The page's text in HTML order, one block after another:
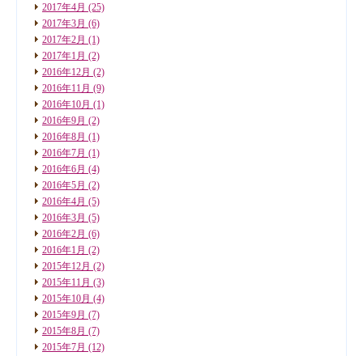
2017年4月 (25)
2017年3月 (6)
2017年2月 (1)
2017年1月 (2)
2016年12月 (2)
2016年11月 (9)
2016年10月 (1)
2016年9月 (2)
2016年8月 (1)
2016年7月 (1)
2016年6月 (4)
2016年5月 (2)
2016年4月 (5)
2016年3月 (5)
2016年2月 (6)
2016年1月 (2)
2015年12月 (2)
2015年11月 (3)
2015年10月 (4)
2015年9月 (7)
2015年8月 (7)
2015年7月 (12)